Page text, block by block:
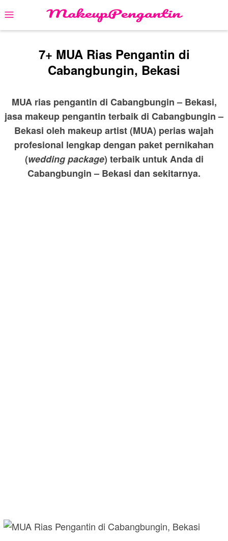
to
content
Mobile
Menu
7+ MUA Rias Pengantin di
Cabangbungin, Bekasi
MUA rias pengantin di Cabangbungin – Bekasi,
jasa makeup pengantin terbaik di Cabangbungin –
Bekasi oleh makeup artist (MUA) perias wajah
profesional lengkap dengan paket pernikahan
(wedding package) terbaik untuk Anda di
Cabangbungin – Bekasi dan sekitarnya.